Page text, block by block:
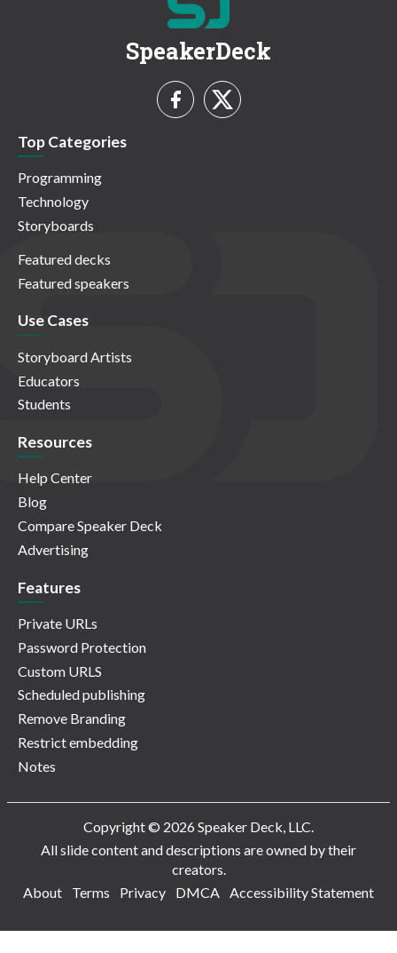
SpeakerDeck
Top Categories
Programming
Technology
Storyboards
Featured decks
Featured speakers
Use Cases
Storyboard Artists
Educators
Students
Resources
Help Center
Blog
Compare Speaker Deck
Advertising
Features
Private URLs
Password Protection
Custom URLS
Scheduled publishing
Remove Branding
Restrict embedding
Notes
Copyright © 2026 Speaker Deck, LLC.
All slide content and descriptions are owned by their
creators.
About
Terms Privacy DMCA Accessibility Statement